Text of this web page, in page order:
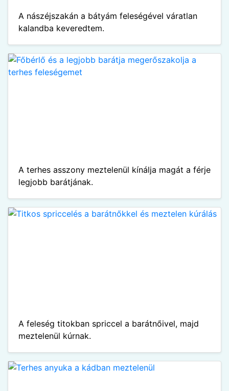
A nászéjszakán a bátyám feleségével váratlan
kalandba keveredtem.
A terhes asszony meztelenül kínálja magát a férje
legjobb barátjának.
A feleség titokban spriccel a barátnőivel, majd
meztelenül kúrnak.